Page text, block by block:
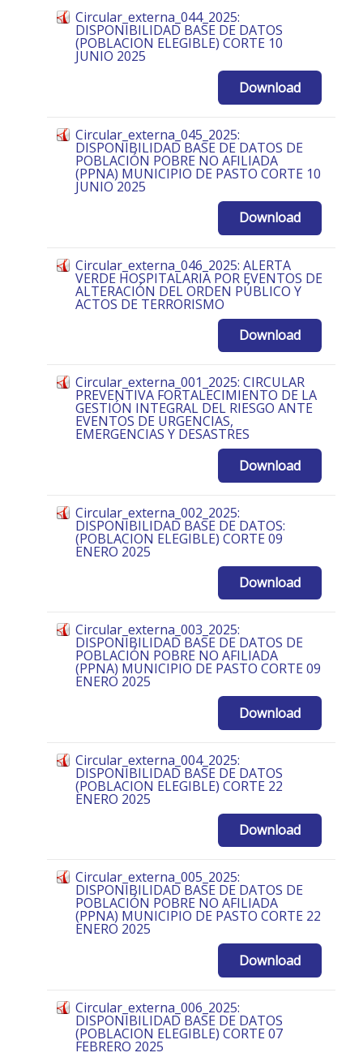
Circular_externa_044_2025:
DISPONIBILIDAD BASE DE DATOS
(POBLACION ELEGIBLE) CORTE 10
JUNIO 2025
Download
Circular_externa_045_2025:
DISPONIBILIDAD BASE DE DATOS DE
POBLACIÓN POBRE NO AFILIADA
(PPNA) MUNICIPIO DE PASTO CORTE 10
JUNIO 2025
Download
Circular_externa_046_2025: ALERTA
VERDE HOSPITALARIA POR EVENTOS DE
ALTERACIÓN DEL ORDEN PÚBLICO Y
ACTOS DE TERRORISMO
Download
Circular_externa_001_2025: CIRCULAR
PREVENTIVA FORTALECIMIENTO DE LA
GESTIÓN INTEGRAL DEL RIESGO ANTE
EVENTOS DE URGENCIAS,
EMERGENCIAS Y DESASTRES
Download
Circular_externa_002_2025:
DISPONIBILIDAD BASE DE DATOS:
(POBLACION ELEGIBLE) CORTE 09
ENERO 2025
Download
Circular_externa_003_2025:
DISPONIBILIDAD BASE DE DATOS DE
POBLACIÓN POBRE NO AFILIADA
(PPNA) MUNICIPIO DE PASTO CORTE 09
ENERO 2025
Download
Circular_externa_004_2025:
DISPONIBILIDAD BASE DE DATOS
(POBLACION ELEGIBLE) CORTE 22
ENERO 2025
Download
Circular_externa_005_2025:
DISPONIBILIDAD BASE DE DATOS DE
POBLACIÓN POBRE NO AFILIADA
(PPNA) MUNICIPIO DE PASTO CORTE 22
ENERO 2025
Download
Circular_externa_006_2025:
DISPONIBILIDAD BASE DE DATOS
(POBLACION ELEGIBLE) CORTE 07
FEBRERO 2025